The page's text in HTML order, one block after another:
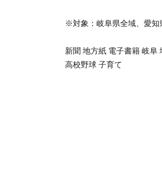
※対象：岐阜県全域、愛知
新聞 地方紙 電子書籍 岐阜
高校野球 子育て